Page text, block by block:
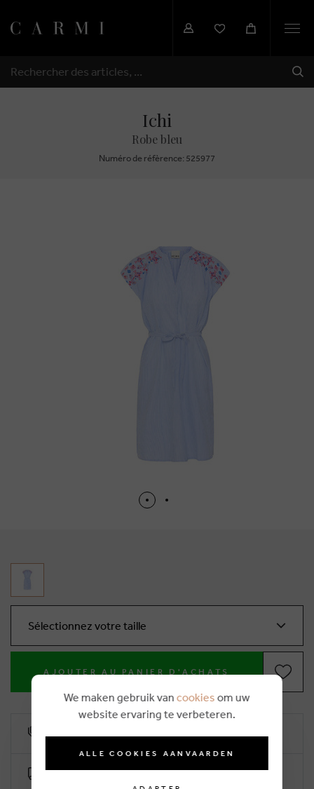
RECHERCHER
Ichi
Robe bleu
Numéro de réfèrence: 525977
Sélectionnez votre taille
AJOUTER AU PANIER D'ACHATS
10% remise de fidélité
Livraison gratuite dès €50 (2-4 jours ouvrables)
We maken gebruik van cookies om uw
website ervaring te verbeteren.
ALLE COOKIES AANVAARDEN